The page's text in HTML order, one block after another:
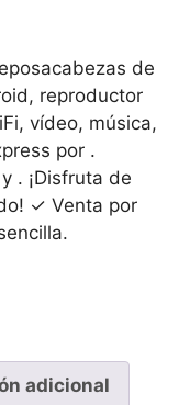
de
reproductor
vídeo, música,
por .
. ¡Disfruta de
✓ Venta por
adicional